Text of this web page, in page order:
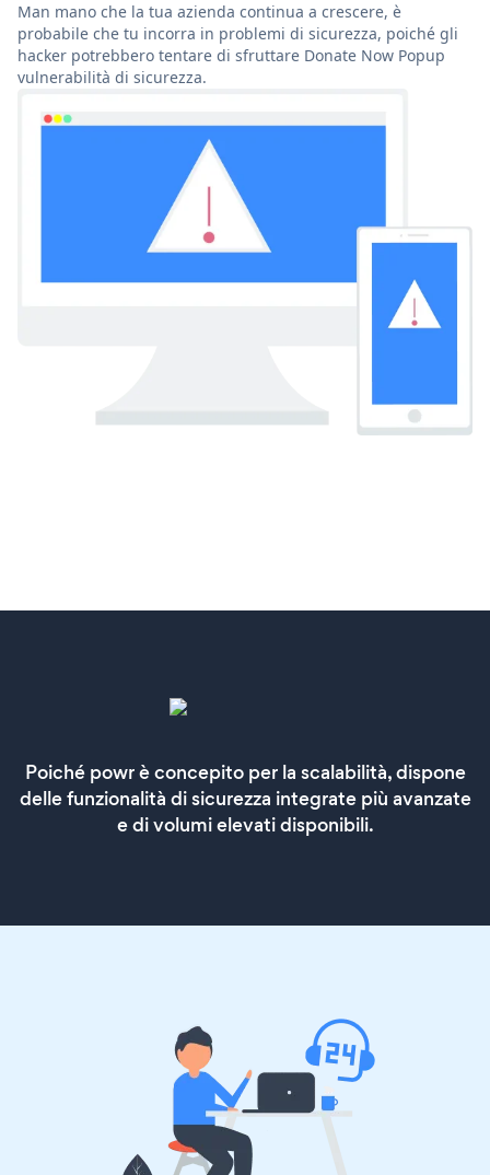
Man mano che la tua azienda continua a crescere, è
probabile che tu incorra in problemi di sicurezza, poiché gli
hacker potrebbero tentare di sfruttare Donate Now Popup
vulnerabilità di sicurezza.
Poiché powr è concepito per la scalabilità, dispone
delle funzionalità di sicurezza integrate più avanzate
e di volumi elevati disponibili.